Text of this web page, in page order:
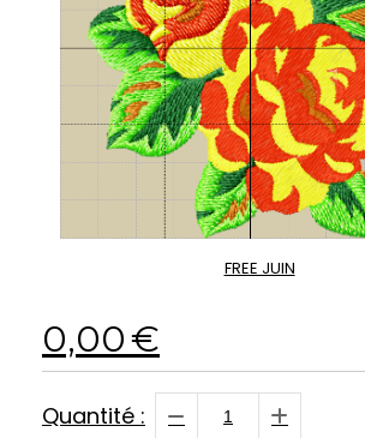
FREE JUIN
0,00€
Quantité :